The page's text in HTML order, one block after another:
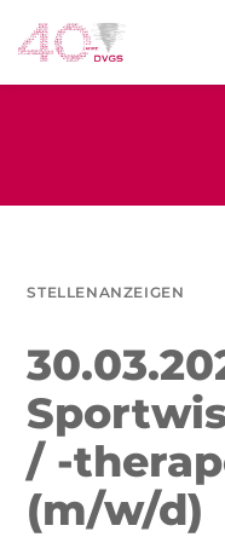
STELLENANZEIGEN
/ -
(m/w/d)